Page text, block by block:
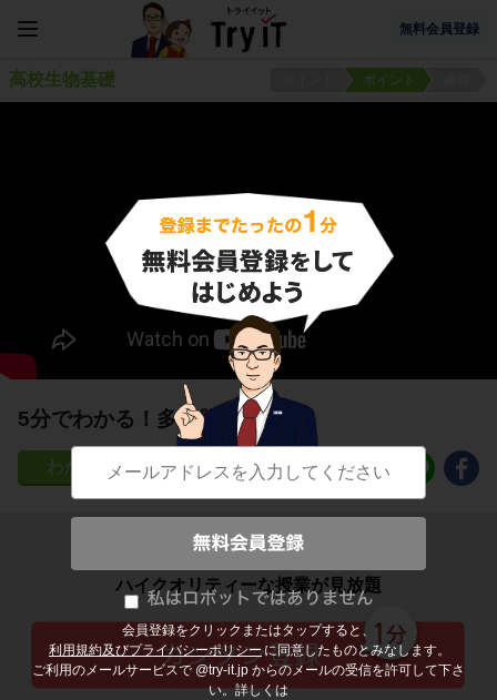
無料会員登録
会員登録をクリックまたはタップすると、
利用規約及びプライバシーポリシー に同意したものとみなします。
ご利用のメールサービスで @try-it.jp からのメールの受信を許可して下さ
い。詳しくは
高校生物基礎 ポイント
5分でわかる！多細胞生物
47
子どもの勉強から大人の学び直しまで
ハイクオリティーな授業が見放題